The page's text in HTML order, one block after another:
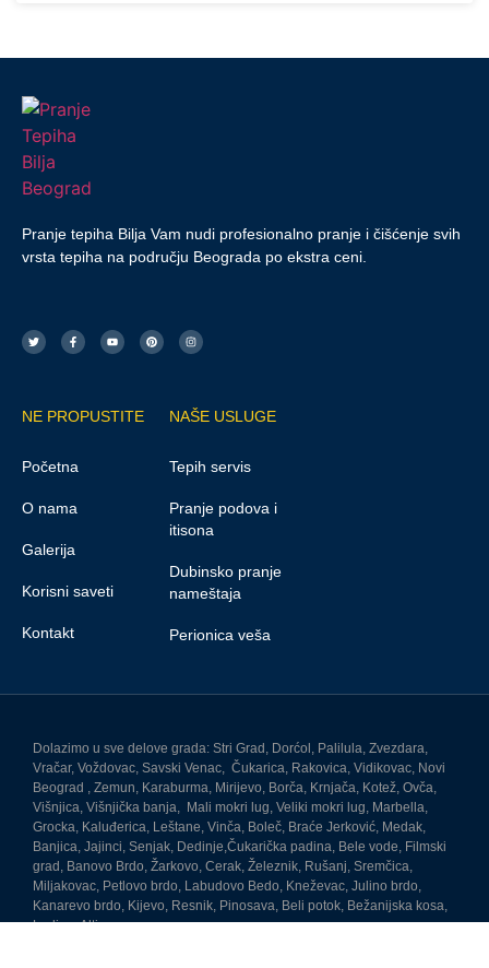
Pranje tepiha Bilja Vam nudi profesionalno pranje i čišćenje svih
vrsta tepiha na području Beograda po ekstra ceni.
NE PROPUSTITE
Početna
O nama
Galerija
Korisni saveti
Kontakt
NAŠE USLUGE
Tepih servis
Pranje podova i
itisona
Dubinsko pranje
nameštaja
Perionica veša
Dolazimo u sve delove grada: Stri Grad, Dorćol, Palilula, Zvezdara,
Vračar, Voždovac, Savski Venac, Čukarica, Rakovica, Vidikovac, Novi
Beograd , Zemun, Karaburma, Mirijevo, Borča, Krnjača, Kotež, Ovča,
Višnjica, Višnjička banja, Mali mokri lug, Veliki mokri lug, Marbella,
Grocka, Kaluđerica, Leštane, Vinča, Boleč, Braće Jerković, Medak,
Banjica, Jajinci, Senjak, Dedinje,Čukarička padina, Bele vode, Filmski
grad, Banovo Brdo, Žarkovo, Cerak, Železnik, Rušanj, Sremčica,
Miljakovac, Petlovo brdo, Labudovo Bedo, Kneževac, Julino brdo,
Kanarevo brdo, Kijevo, Resnik, Pinosava, Beli potok, Bežanijska kosa,
Ledine, Altina